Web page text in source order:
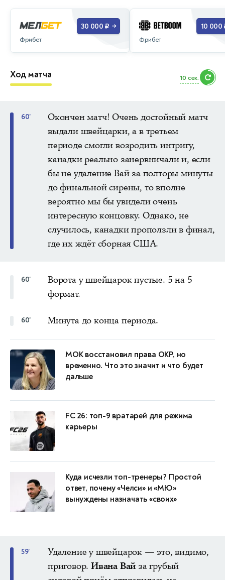
Фрибет
30 000 ₽ →
Фрибет
10 000
Ход матча 8 сек.
60'
Окончен матч! Очень достойный матч
выдали швейцарки, а в третьем
периоде смогли возродить интригу,
канадки реально занервничали и, если
бы не удаление Вай за полторы минуты
до финальной сирены, то вполне
вероятно мы бы увидели очень
интересную концовку. Однако, не
случилось, канадки проползли в финал,
где их ждёт сборная США.
60'
Ворота у швейцарок пустые. 5 на 5
формат.
60' Минута до конца периода.
МОК восстановил права ОКР, но
временно. Что это значит и что будет
дальше
FC 26: топ-9 вратарей для режима
карьеры
Куда исчезли топ-тренеры? Простой
ответ, почему «Челси» и «МЮ»
вынуждены назначать «своих»
59'
Удаление у швейцарок — это, видимо,
приговор.Ивана Вай за грубый